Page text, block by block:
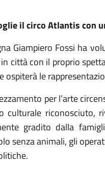
il circo Atlantis con
Giampiero Fossi ha
città con il proprio
le
per l’arte
riconosciuto,
gradito dalla
senza animali, gli